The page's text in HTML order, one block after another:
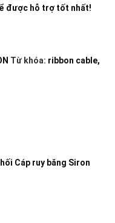
được hỗ trợ tốt nhất!
Từ khóa: ribbon cable,
Cáp ruy băng Siron